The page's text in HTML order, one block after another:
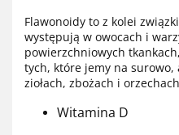
Flawonoidy to z kolei
występują w owocach i
powierzchniowych
tych, które jemy na
ziołach, zbożach i
Witamina D